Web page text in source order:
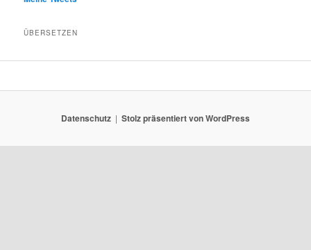
ÜBERSETZEN
Datenschutz Stolz präsentiert von WordPress